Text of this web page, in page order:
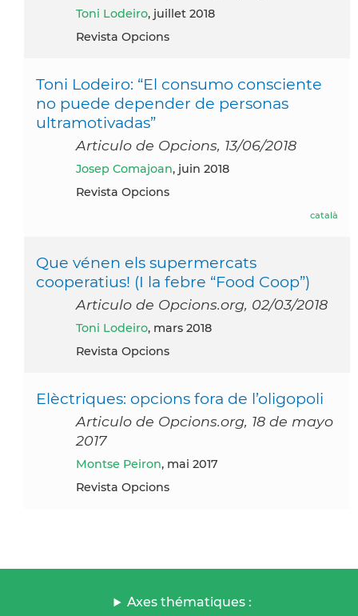
Toni Lodeiro, juillet 2018
Revista Opcions
Toni Lodeiro: “El consumo consciente
no puede depender de personas
ultramotivadas”
Articulo de Opcions, 13/06/2018
Josep Comajoan, juin 2018
Revista Opcions
català
Que vénen els supermercats
cooperatius! (I la febre “Food Coop”)
Articulo de Opcions.org, 02/03/2018
Toni Lodeiro, mars 2018
Revista Opcions
Elèctriques: opcions fora de l’oligopoli
Articulo de Opcions.org, 18 de mayo
2017
Montse Peiron, mai 2017
Revista Opcions
Axes thématiques :